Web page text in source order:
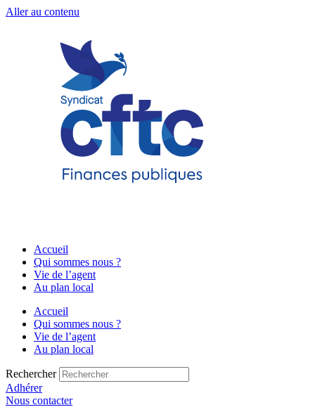
Aller au contenu
Accueil
Qui sommes nous ?
Vie de l’agent
Au plan local
Accueil
Qui sommes nous ?
Vie de l’agent
Au plan local
Rechercher
Adhérer
Nous contacter